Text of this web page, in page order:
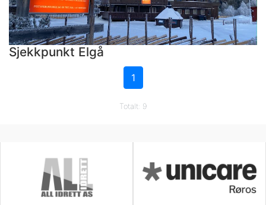
Sjekkpunkt Elgå
1
Totalt: 9